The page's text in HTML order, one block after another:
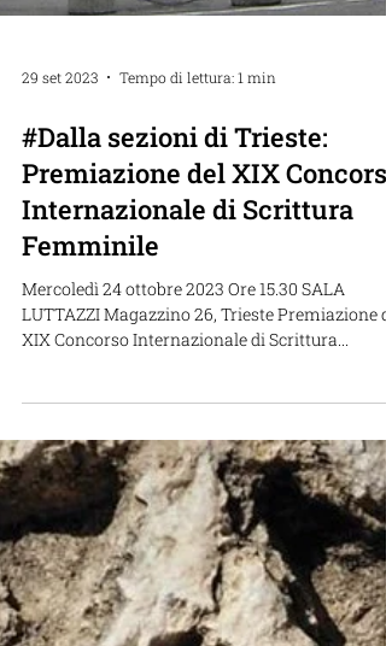
29 set 2023 Tempo di lettura: 1 min
Premiazione del XIX Concorso
Internazionale di Scrittura
Femminile
Mercoledì 24 ottobre 2023 Ore 15.30 SALA
LUTTAZZI Magazzino 26, Trieste Premiazione
XIX Concorso Internazionale di Scrittura...